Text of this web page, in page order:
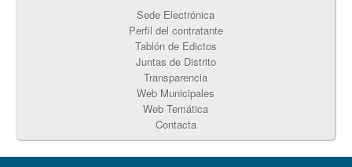
Sede Electrónica
Perfil del contratante
Tablón de Edictos
Juntas de Distrito
Transparencia
Web Municipales
Web Temática
Contacta